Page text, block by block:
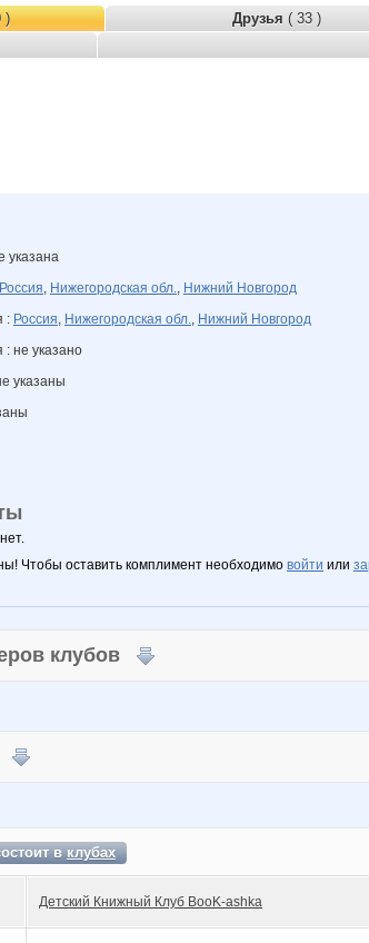
) Друзья ( 33 )
указана
Россия, Нижегородская обл., Нижний Новгород
: Россия, Нижегородская обл., Нижний Новгород
не указано
указаны
Чтобы оставить комплимент необходимо войти или
клубов
вклубах
Детский Книжный Клуб BooK-ashka